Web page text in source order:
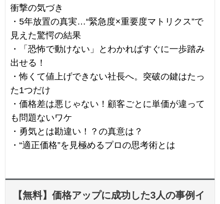
衝撃の気づき
・5年放置の真実…“緊急度×重要度マトリクス”で
見えた驚愕の結果
・「恐怖で動けない」とわかればすぐに一歩踏み
出せる！
・怖くて値上げできない社長へ。突破の鍵はたっ
た1つだけ
・価格差は悪じゃない！顧客ごとに単価が違って
も問題ないワケ
・勇気とは勘違い！？の真意は？
・“適正価格”を見極めるプロの思考術とは
【無料】価格アップに成功した3人の事例イ